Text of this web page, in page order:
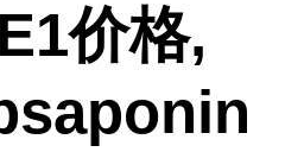
价格,